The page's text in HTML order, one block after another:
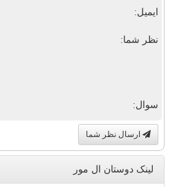
ایمیل:
نظر شما:
سوال:
ارسال نظر شما
لینک دوستان ال مور